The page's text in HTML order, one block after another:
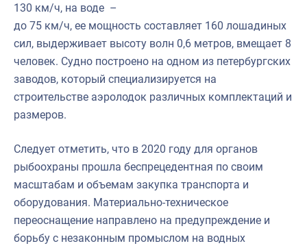
130 км/ч, на воде –
до 75 км/ч, ее мощность составляет 160 лошадиных
сил, выдерживает высоту волн 0,6 метров, вмещает 8
человек. Судно построено на одном из петербургских
заводов, который специализируется на
строительстве аэролодок различных комплектаций и
размеров.
Следует отметить, что в 2020 году для органов
рыбоохраны прошла беспрецедентная по своим
масштабам и объемам закупка транспорта и
оборудования. Материально-техническое
переоснащение направлено на предупреждение и
борьбу с незаконным промыслом на водных